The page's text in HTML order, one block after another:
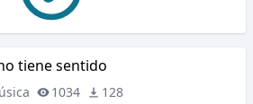
tiene sentido
1034 128